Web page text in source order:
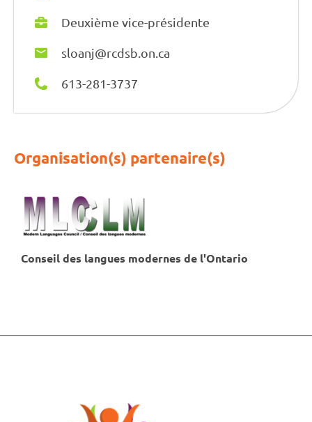
Deuxième vice-présidente
sloanj@rcdsb.on.ca
613-281-3737
Organisation(s) partenaire(s)
Conseil des langues modernes de l'Ontario